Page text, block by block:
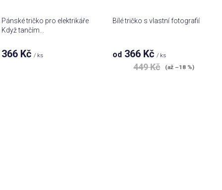
Pánské tričko pro elektrikáře
Když tančím...
366 Kč/ ks
Bílé tričko s vlastní fotografií
od 366 Kč/ ks
449 Kč (až –18 %)